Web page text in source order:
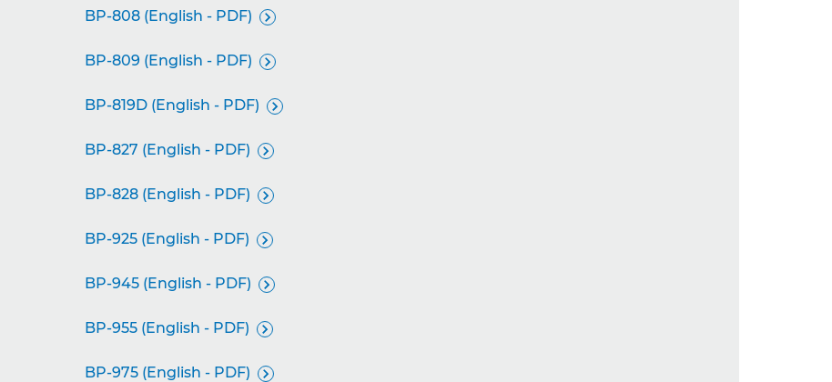
BP-808 (English - PDF) 
BP-809 (English - PDF) 
BP-819D (English - PDF) 
BP-827 (English - PDF) 
BP-828 (English - PDF) 
BP-925 (English - PDF) 
BP-945 (English - PDF) 
BP-955 (English - PDF) 
BP-975 (English - PDF) 